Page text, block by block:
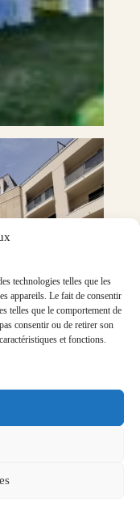
technologies telles que les
appareils. Le fait de consentir
telles que le comportement de
consentir ou de retirer son
et fonctions.